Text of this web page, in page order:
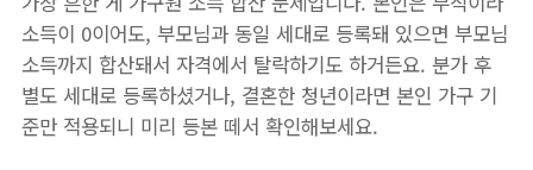
소득이 0이어도, 부모님과 동일 세대로 등록돼 있으면 부모님
소득까지 합산돼서 자격에서 탈락하기도 하거든요. 분가 후
별도 세대로 등록하셨거나, 결혼한 청년이라면 본인 가구 기
준만 적용되니 미리 등본 떼서 확인해보세요.